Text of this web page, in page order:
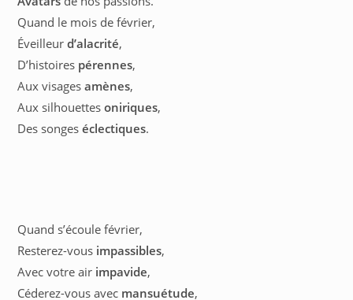
Quand le mois de février,
Éveilleurd’alacrité,
D’histoires pérennes,
Aux visagesamènes,
Aux silhouettesoniriques,
Des songeséclectiques.
Quand s’écoule février,
Resterez-vous impassibles,
Avec votre air impavide,
Céderez-vous avec mansuétude,